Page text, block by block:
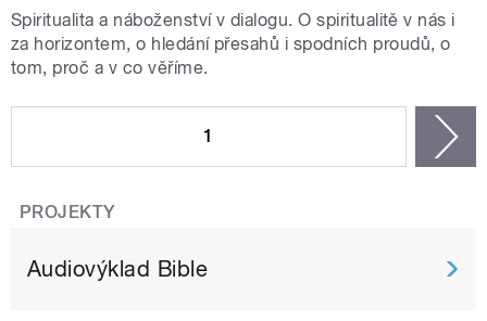
Spiritualita a náboženství v dialogu. O spiritualitě v nás i
za horizontem, o hledání přesahů i spodních proudů, o
tom, proč a v co věříme.
1
PROJEKTY
Audiovýklad Bible